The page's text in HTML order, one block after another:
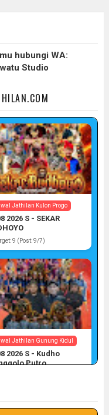
hubungi WA:
Studio
Jathilan Kulon Progo
2026 S - SEKAR
9 (Post: 9/7)
Jathilan Gunung Kidul
2026 S - Kudho
Putro